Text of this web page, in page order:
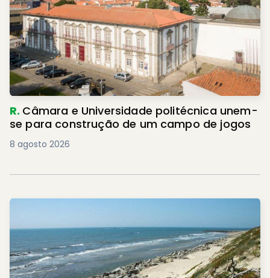
R. Câmara e Universidade politécnica unem-
se para construção de um campo de jogos
8 agosto 2026